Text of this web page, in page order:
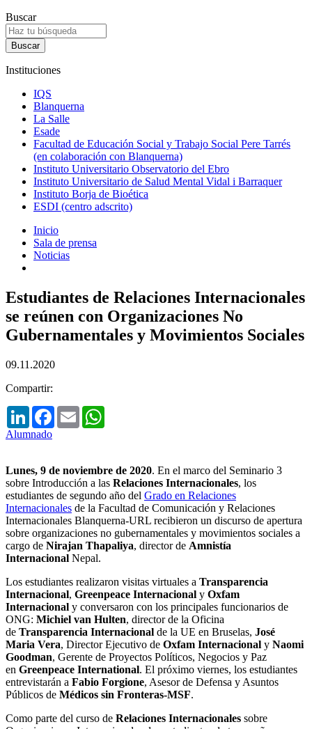
Buscar
Instituciones
IQS
Blanquerna
La Salle
Esade
Facultad de Educación Social y Trabajo Social Pere Tarrés
(en colaboración con Blanquerna)
Instituto Universitario Observatorio del Ebro
Instituto Universitario de Salud Mental Vidal i Barraquer
Instituto Borja de Bioética
ESDI (centro adscrito)
Inicio
Sala de prensa
Noticias
Estudiantes de Relaciones Internacionales
se reúnen con Organizaciones No
Gubernamentales y Movimientos Sociales
09.11.2020
Compartir:
LinkedInFacebook
Email
Alumnado
Lunes, 9 de noviembre de 2020. En el marco del Seminario 3
sobre Introducción a las Relaciones Internacionales, los
estudiantes de segundo año del Grado en Relaciones
Internacionales de la Facultad de Comunicación y Relaciones
Internacionales Blanquerna-URL recibieron un discurso de apertura
sobre organizaciones no gubernamentales y movimientos sociales a
cargo de Nirajan Thapaliya, director de Amnistía
Internacional Nepal.
Los estudiantes realizaron visitas virtuales a Transparencia
Internacional, Greenpeace Internacional y Oxfam
Internacional y conversaron con los principales funcionarios de
ONG: Michiel van Hulten, director de la Oficina
de Transparencia Internacional de la UE en Bruselas, José
Maria Vera, Director Ejecutivo de Oxfam Internacional y Naomi
Goodman, Gerente de Proyectos Políticos, Negocios y Paz
en Greenpeace International. El próximo viernes, los estudiantes
entrevistarán a Fabio Forgione, Asesor de Defensa y Asuntos
Públicos de Médicos sin Fronteras-MSF.
Como parte del curso de Relaciones Internacionales sobre